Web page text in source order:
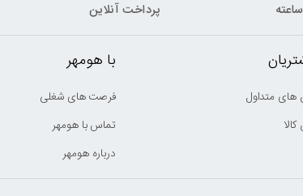
پرداخت آنلاین
های متداول
با هومهر
فرصت های شغلی
تماس با هومهر
درباره هومهر